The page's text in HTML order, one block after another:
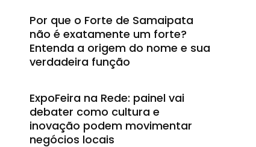
Por que o Forte de Samaipata
não é exatamente um forte?
Entenda a origem do nome e sua
verdadeira função
ExpoFeira na Rede: painel vai
debater como cultura e
inovação podem movimentar
negócios locais